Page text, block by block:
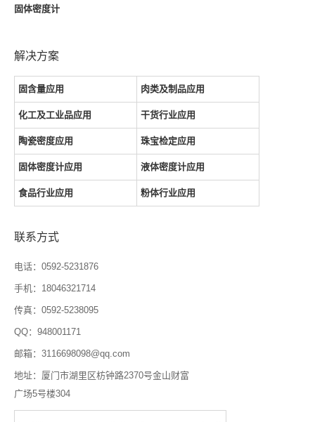
固体密度计
解决方案
固含量应用 肉类及制品应用
化工及工业品应用 干货行业应用
陶瓷密度应用 珠宝检定应用
固体密度计应用 液体密度计应用
食品行业应用 粉体行业应用
联系方式
电话：0592-5231876
手机：18046321714
传真：0592-5238095
QQ：948001171
邮箱：3116698098@qq.com
地址：厦门市湖里区枋钟路2370号金山财富
广场5号楼304